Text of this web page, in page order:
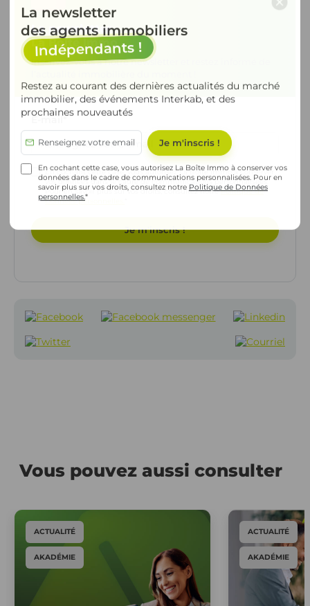
La newsletter
La Boite Immo
Inscrivez-vous à notre newsletter et restez informé de
E-mail*
En cochant cette case, vous autorisez La Boîte Immo à conserver
vos données dans le cadre de communications personnalisées.
Pour en savoir plus sur vos droits, consultez notrePolitique de
Données personnelles.
Vous pouvez aussi consulter
ACTUALITÉ
AKADÉMIE
ACTUALITÉ
AKADÉMIE
La newsletter
des agents immobiliers
Indépendants !
Restez au courant des dernières actualités du marché
immobilier, des événements Interkab, et des
prochaines nouveautés
En cochant cette case, vous autorisez La Boîte Immo à conserver vos
données dans le cadre de communications personnalisées. Pour en
savoir plus sur vos droits, consultez notre Politique de Données
personnelles.*